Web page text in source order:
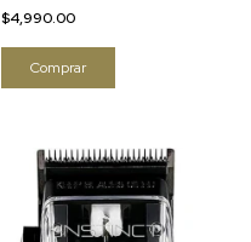
$4,990.00
Comprar